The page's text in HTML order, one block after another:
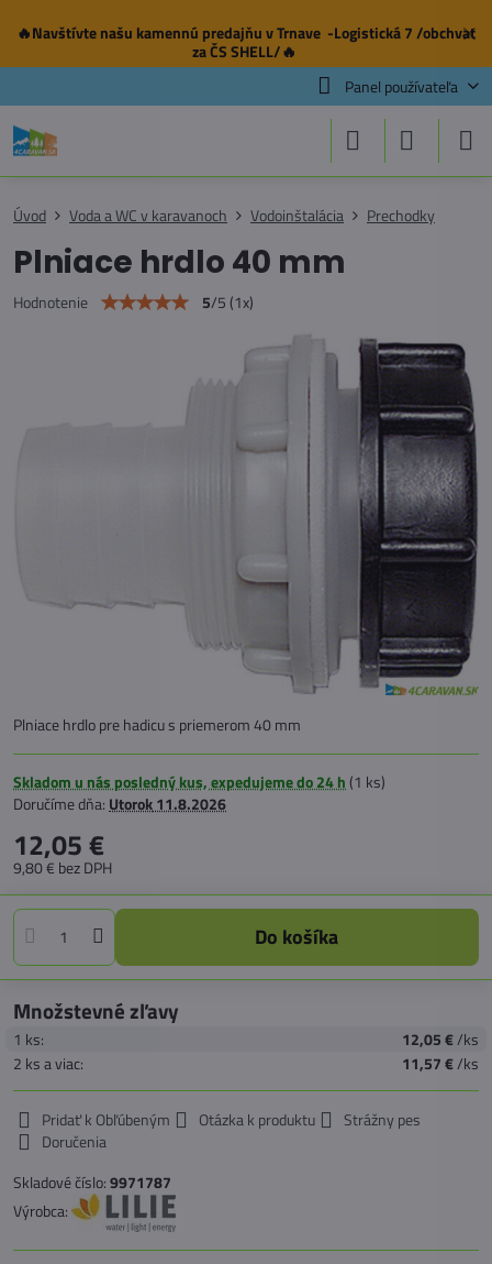
✕
🔥Navštívte našu kamennú predajňuv Trnave -Logistická 7 /obchvat
za ČS SHELL/🔥
Panel používateľa
Úvod Voda a WC v karavanoch Vodoinštalácia Prechodky
Plniace hrdlo 40 mm
Hodnotenie 5/5(1x)
Plniace hrdlo pre hadicu s priemerom 40 mm
Skladom u nás posledný kus, expedujeme do 24 h(1 ks)
Doručíme dňa: Utorok11.8.2026
12,05 €
9,80 € bez DPH
Do košíka
Množstevné zľavy
1 ks: 12,05 €/ks
2 ksa viac: 11,57 €/ks
Pridať k Obľúbeným Otázka k produktu
Strážny pes
Doručenia
Skladové číslo:9971787
Výrobca: